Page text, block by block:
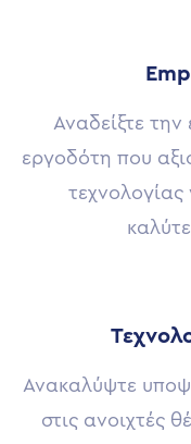
Αναδείξτε
εργοδότη που
τεχνολογίας
Ανακαλύψτε
στις ανοιχτές